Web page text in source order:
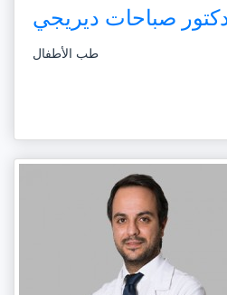
صباحات ديريجي
طب الأطفال